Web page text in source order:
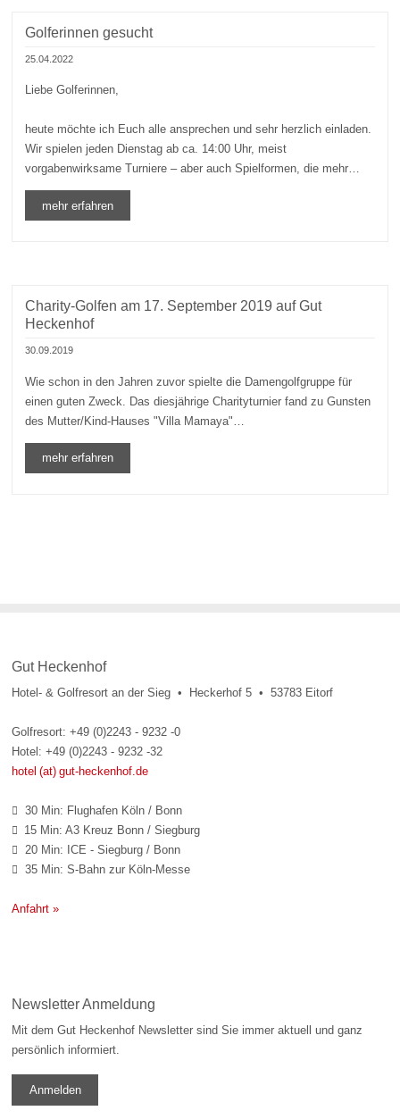
Golferinnen gesucht
25.04.2022
Liebe Golferinnen,
heute möchte ich Euch alle ansprechen und sehr herzlich einladen.
Wir spielen jeden Dienstag ab ca. 14:00 Uhr, meist
vorgabenwirksame Turniere – aber auch Spielformen, die mehr…
mehr erfahren
Charity-Golfen am 17. September 2019 auf Gut
Heckenhof
30.09.2019
Wie schon in den Jahren zuvor spielte die Damengolfgruppe für
einen guten Zweck. Das diesjährige Charityturnier fand zu Gunsten
des Mutter/Kind-Hauses "Villa Mamaya"…
mehr erfahren
Gut Heckenhof
Hotel- & Golfresort an der Sieg • Heckerhof 5 • 53783 Eitorf
Golfresort: +49 (0)2243 - 9232 -0
Hotel: +49 (0)2243 - 9232 -32
hotel (at) gut-heckenhof.de
 30 Min: Flughafen Köln / Bonn
 15 Min: A3 Kreuz Bonn / Siegburg
 20 Min: ICE - Siegburg / Bonn
 35 Min: S-Bahn zur Köln-Messe
Anfahrt »
Newsletter Anmeldung
Mit dem Gut Heckenhof Newsletter sind Sie immer aktuell und ganz
persönlich informiert.
Anmelden